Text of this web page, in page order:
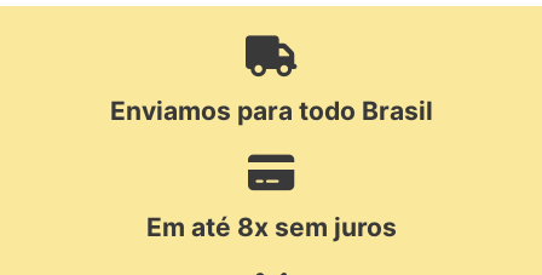
Enviamos para todo Brasil
Em até 8x sem juros